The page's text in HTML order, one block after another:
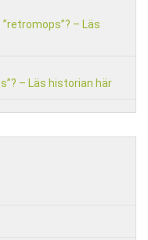
”retromops”? – Läs
– Läs historian här